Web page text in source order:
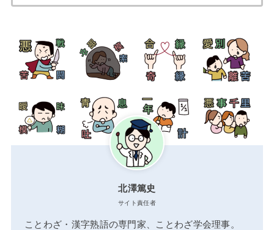
索:
北澤篤史
サイト責任者
ことわざ・漢字熟語の専門家、ことわざ学会理事。